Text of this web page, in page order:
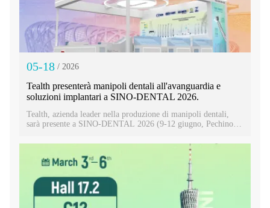
05-18 / 2026
Tealth presenterà manipoli dentali all'avanguardia e
soluzioni implantari a SINO-DENTAL 2026.
Tealth, azienda leader nella produzione di manipoli dentali,
sarà presente a SINO-DENTAL 2026 (9-12 giugno, Pechino).
scoprire la macchina per impianti EM-3 e il contrappeso per
impianti a fibra ottica 20:1. Scoprite soluzioni di precisione per
l'implantologia moderna!